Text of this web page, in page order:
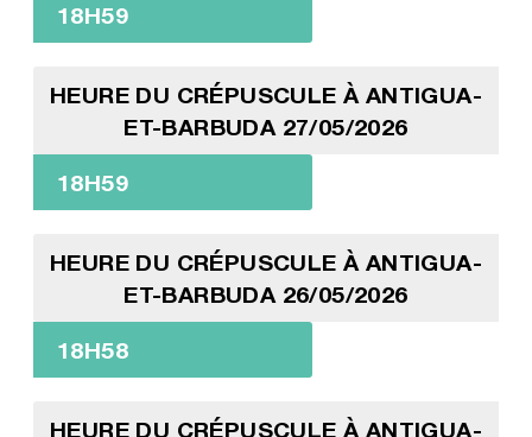
18H59
HEURE DU CRÉPUSCULE À ANTIGUA-
ET-BARBUDA 27/05/2026
18H59
HEURE DU CRÉPUSCULE À ANTIGUA-
ET-BARBUDA 26/05/2026
18H58
HEURE DU CRÉPUSCULE À ANTIGUA-